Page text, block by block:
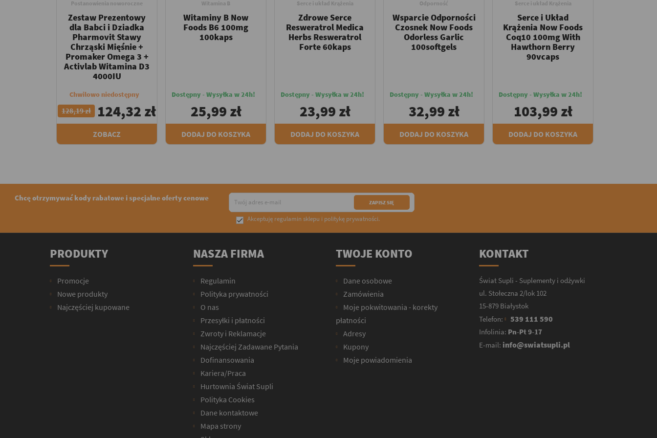
Postanowienia noworoczne
Zestaw Prezentowy
dla Babci i Dziadka
Pharmovit Stawy
Chrząski Mięśnie +
Promaker Omega 3 +
Activlab Witamina D3
4000IU
Chwilowo niedostępny
128,19 zł 124,32 zł
ZOBACZ
Witamina B
Witaminy B Now
Foods B6 100mg
100kaps
Dostępny - Wysyłka w 24h!
25,99 zł
DODAJ DO KOSZYKA
Serce i układ Krążenia
Zdrowe Serce
Resweratrol Medica
Herbs Resweratrol
Forte 60kaps
Dostępny - Wysyłka w 24h!
23,99 zł
DODAJ DO KOSZYKA
Odporność
Wsparcie Odporności
Czosnek Now Foods
Odorless Garlic
100softgels
Dostępny - Wysyłka w 24h!
32,99 zł
DODAJ DO KOSZYKA
Serce i układ Krążenia
Serce i Układ
Krążenia Now Foods
Coq10 100mg With
Hawthorn Berry
90vcaps
Dostępny - Wysyłka w 24h!
103,99 zł
DODAJ DO KOSZYKA
Chcę otrzymywać kody rabatowe i specjalne oferty cenowe
 Akceptuję regulamin sklepu i politykę prywatności.
PRODUKTY
Promocje
Nowe produkty
Najczęściej kupowane
NASZA FIRMA
Regulamin
Polityka prywatności
O nas
Przesyłki i płatności
Zwroty i Reklamacje
Najczęściej Zadawane Pytania
Dofinansowania
Kariera/Praca
Hurtownia Świat Supli
Polityka Cookies
Dane kontaktowe
Mapa strony
TWOJE KONTO
Dane osobowe
Zamówienia
Moje pokwitowania - korekty
płatności
Adresy
Kupony
Moje powiadomienia
KONTAKT
Świat Supli - Suplementy i odżywki
ul. Stołeczna 2/lok 102
15-879 Białystok
Telefon:
539 111 590
Infolinia: Pn-Pt 9-17
E-mail: info@swiatsupli.pl